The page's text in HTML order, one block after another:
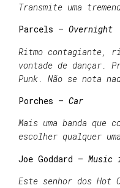
Transmite uma
Parcels – Overnight
Ritmo contagiante,
vontade de dançar.
Punk. Não se nota
Porches – Car
Mais uma banda que
escolher qualquer
Joe Goddard – Music
Este senhor dos Hot